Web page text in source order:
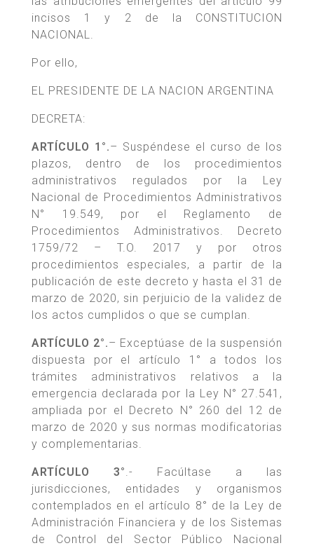
incisos 1 y 2 de la CONSTITUCION
NACIONAL.
Por ello,
EL PRESIDENTE DE LA NACION ARGENTINA
DECRETA:
ARTÍCULO 1°.– Suspéndese el curso de los
plazos, dentro de los procedimientos
administrativos regulados por la Ley
Nacional de Procedimientos Administrativos
N° 19.549, por el Reglamento de
Procedimientos Administrativos. Decreto
1759/72 – T.O. 2017 y por otros
procedimientos especiales, a partir de la
publicación de este decreto y hasta el 31 de
marzo de 2020, sin perjuicio de la validez de
los actos cumplidos o que se cumplan.
ARTÍCULO 2°.– Exceptúase de la suspensión
dispuesta por el artículo 1° a todos los
trámites administrativos relativos a la
emergencia declarada por la Ley N° 27.541,
ampliada por el Decreto N° 260 del 12 de
marzo de 2020 y sus normas modificatorias
y complementarias.
ARTÍCULO 3° .- Facúltase a las
jurisdicciones, entidades y organismos
contemplados en el artículo 8° de la Ley de
Administración Financiera y de los Sistemas
de Control del Sector Público Nacional